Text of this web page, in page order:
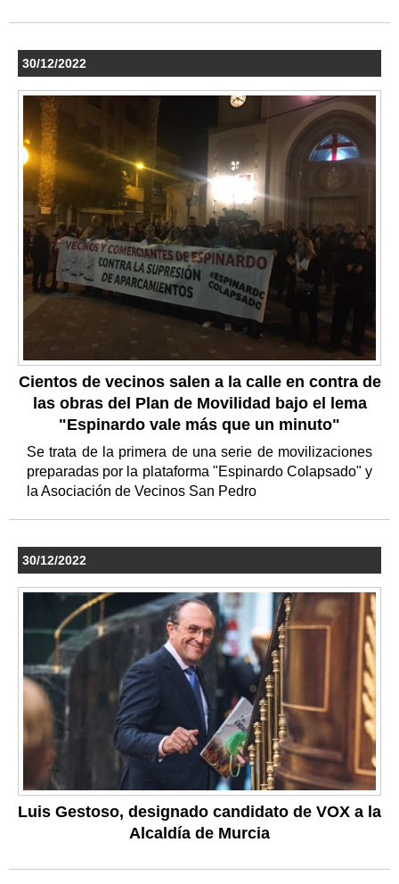
30/12/2022
Cientos de vecinos salen a la calle en contra de
las obras del Plan de Movilidad bajo el lema
"Espinardo vale más que un minuto"
Se trata de la primera de una serie de movilizaciones
preparadas por la plataforma "Espinardo Colapsado" y
la Asociación de Vecinos San Pedro
30/12/2022
Luis Gestoso, designado candidato de VOX a la
Alcaldía de Murcia